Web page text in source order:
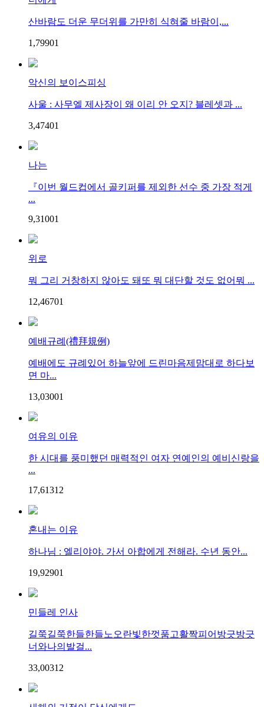
산바람도 더운 무더위를 가만히 식혀줄 바람이,...
1,79901
악신의 보이스피싱
사울 : 사무엘 제사장이 왜 이리 안 오지? 블레셋과 ...
3,47401
나는
『이번 월드컵에서 골키퍼를 제외한 선수 중 가장 적게
...
9,31001
위로
뭐 그리 거창하지 않아도 돼또 뭐 대단할 것도 없어뭐 ...
12,46701
예배규례(禮拜規例)
예배에도 규례있어 하늘앞에 드린마음제맘대로 하다보
면 마...
13,03001
여유의 이유
한 시대를 풍미했던 매력적인 여자 연예인의 예비신랑을
...
17,61312
혼내는 이유
하나님 : 엘리야야. 가서 아합에게 전해라. 수년 동안...
19,92901
민들레 인사
길쭉길쭉한들한들노오란빛한껏품고활짝피어방긋방긋
너와나의발걸...
33,00312